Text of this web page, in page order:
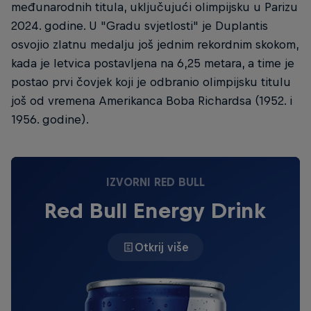
međunarodnih titula, uključujući olimpijsku u Parizu
2024. godine. U "Gradu svjetlosti" je Duplantis
osvojio zlatnu medalju još jednim rekordnim skokom,
kada je letvica postavljena na 6,25 metara, a time je
postao prvi čovjek koji je odbranio olimpijsku titulu
još od vremena Amerikanca Boba Richardsa (1952. i
1956. godine).
IZVORNI RED BULL
Red Bull Energy Drink
Otkrij više